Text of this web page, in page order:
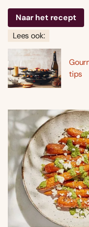
Naar het recept
Lees ook:
tips